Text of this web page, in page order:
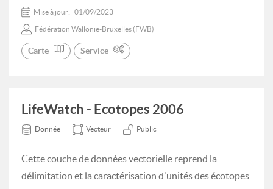
Mise à jour: 01/09/2023
Fédération Wallonie-Bruxelles (FWB)
Carte Service
LifeWatch - Ecotopes 2006
Donnée Vecteur Public
Cette couche de données vectorielle reprend la
délimitation et la caractérisation d'unités des écotopes